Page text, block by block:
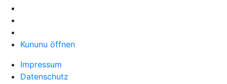
Kununu öffnen
Impressum
Datenschutz